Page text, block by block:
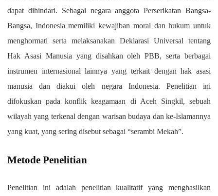
dapat dihindari. Sebagai negara anggota Perserikatan Bangsa-
Bangsa, Indonesia memiliki kewajiban moral dan hukum untuk
menghormati serta melaksanakan Deklarasi Universal tentang
Hak Asasi Manusia yang disahkan oleh PBB, serta berbagai
instrumen internasional lainnya yang terkait dengan hak asasi
manusia dan diakui oleh negara Indonesia. Penelitian ini
difokuskan pada konflik keagamaan di Aceh Singkil, sebuah
wilayah yang terkenal dengan warisan budaya dan ke-Islamannya
yang kuat, yang sering disebut sebagai “serambi Mekah”.
Metode Penelitian
Penelitian ini adalah penelitian kualitatif yang menghasilkan